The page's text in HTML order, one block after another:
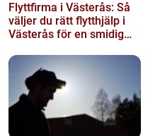
Flyttfirma i Västerås: Så
väljer du rätt flytthjälp i
Västerås för en smidig